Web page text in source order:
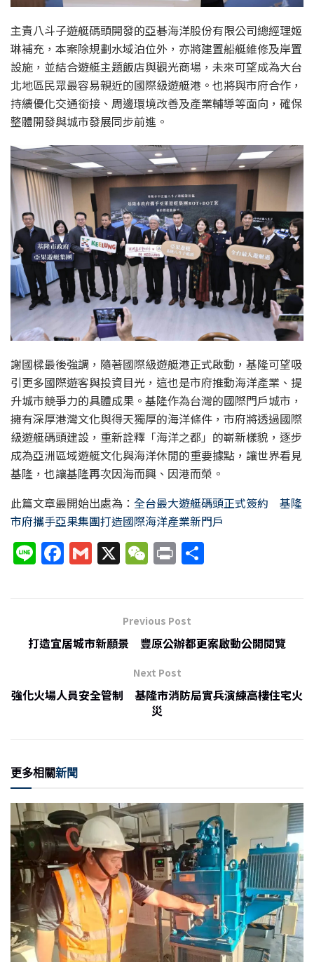
主責八斗子遊艇碼頭開發的亞碁海洋股份有限公司總經理姬
琳補充，本案除規劃水域泊位外，亦將建置船艇維修及岸置
設施，並結合遊艇主題飯店與觀光商場，未來可望成為大台
北地區民眾最容易親近的國際級遊艇港。也將與市府合作，
持續優化交通銜接、周邊環境改善及產業輔導等面向，確保
整體開發與城市發展同步前進。
謝國樑最後強調，隨著國際級遊艇港正式啟動，基隆可望吸
引更多國際遊客與投資目光，這也是市府推動海洋產業、提
升城市競爭力的具體成果。基隆作為台灣的國際門戶城市，
擁有深厚港灣文化與得天獨厚的海洋條件，市府將透過國際
級遊艇碼頭建設，重新詮釋「海洋之都」的嶄新樣貌，逐步
成為亞洲區域遊艇文化與海洋休閒的重要據點，讓世界看見
基隆，也讓基隆再次因海而興、因港而榮。
此篇文章最開始出處為： 全台最大遊艇碼頭正式簽約 基隆
市府攜手亞果集團打造國際海洋產業新門戶
Li F
b
o
k
G X W
h
at
P
Previous Post
打造宜居城市新願景 豐原公辦都更案啟動公開閱覽
Next Post
強化火場人員安全管制 基隆市消防局實兵演練高樓住宅火
災
更多相關新聞